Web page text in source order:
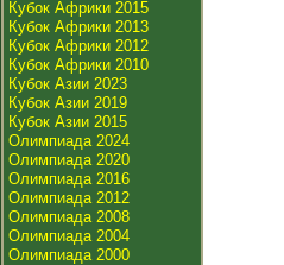
Кубок Африки 2015
Кубок Африки 2013
Кубок Африки 2012
Кубок Африки 2010
Кубок Азии 2023
Кубок Азии 2019
Кубок Азии 2015
Олимпиада 2024
Олимпиада 2020
Олимпиада 2016
Олимпиада 2012
Олимпиада 2008
Олимпиада 2004
Олимпиада 2000